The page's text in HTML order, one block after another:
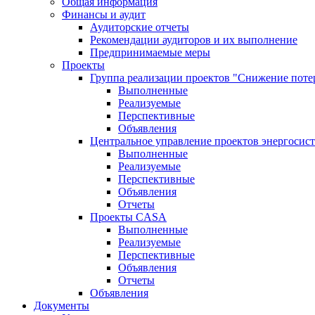
Финансы и аудит
Аудиторские отчеты
Рекомендации аудиторов и их выполнение
Предпринимаемые меры
Проекты
Группа реализации проектов "Снижение
Выполненные
Реализуемые
Перспективные
Объявления
Центральное управление проектов
Выполненные
Реализуемые
Перспективные
Объявления
Отчеты
Проекты CASA
Выполненные
Реализуемые
Перспективные
Объявления
Отчеты
Объявления
Документы